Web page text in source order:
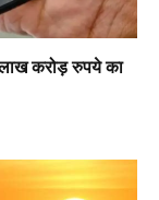
करोड़ रुपये का